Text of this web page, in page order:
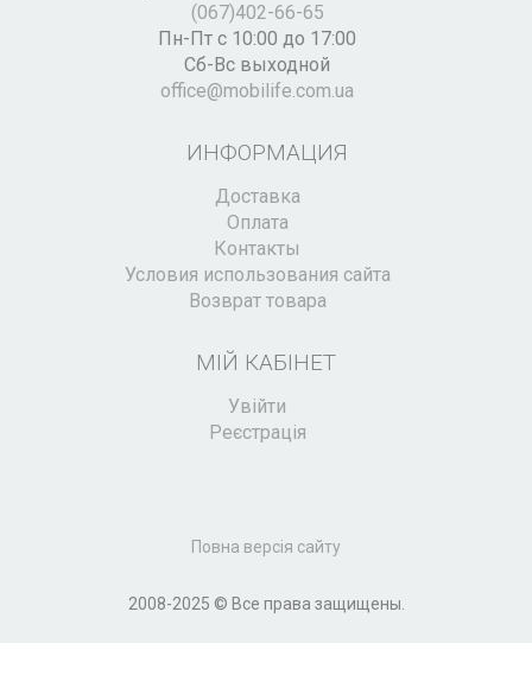
(067)402-66-65
Пн-Пт с 10:00 до 17:00
Сб-Вс выходной
office@mobilife.com.ua
ИНФОРМАЦИЯ
Доставка
Оплата
Контакты
Условия использования сайта
Возврат товара
МІЙ КАБІНЕТ
Увійти
Реєстрація
Повна версія сайту
2008-2025 © Все права защищены.